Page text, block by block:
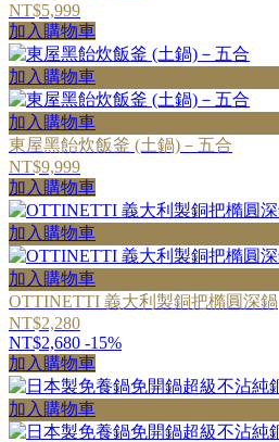
NT$5,999
加入購物車
加入購物車
加入購物車
東屋黑飴炊飯釜 (土鍋)－五合
NT$9,999
加入購物車
加入購物車
加入購物車
OTTINETTI 義大利製銅把橢圓深鍋
NT$2,280
NT$2,680 -15%
加入購物車
加入購物車